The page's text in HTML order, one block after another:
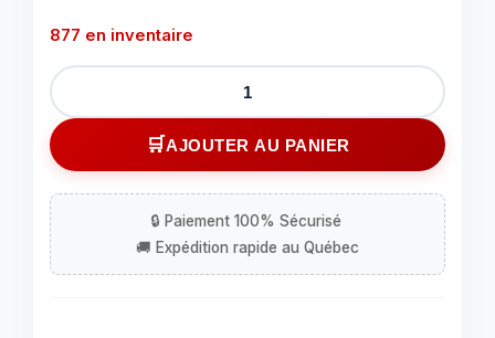
877 en inventaire
quantité
de
Contact
magnétique
blanc
AJOUTER AU PANIER